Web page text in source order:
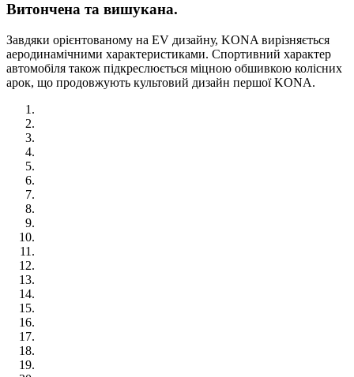
Витончена та вишукана.
Завдяки орієнтованому на EV дизайну, KONA вирізняється
аеродинамічними характеристиками. Спортивний характер
автомобіля також підкреслюється міцною обшивкою колісних
арок, що продовжують культовий дизайн першої KONA.